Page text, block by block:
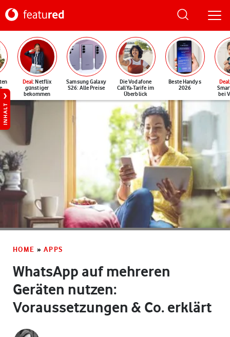
Deal: Netflix
günstiger
bekommen
Samsung Galaxy
S26: Alle Preise
Die Vodafone
CallYa-Tarife im
Überblick
Beste Handys
2026
Deal
bei
INHALT
HOME » APPS
WhatsApp auf mehreren
Geräten nutzen:
Voraussetzungen & Co. erklärt